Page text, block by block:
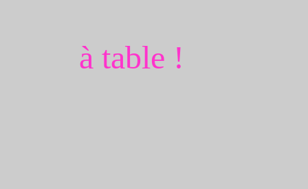
à table !